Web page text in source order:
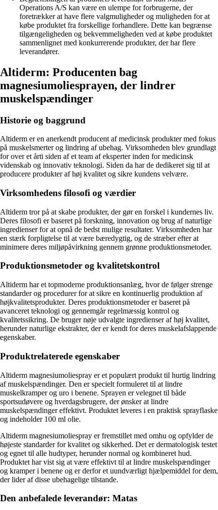
Operations A/S kan være en ulempe for forbrugerne, der
foretrækker at have flere valgmuligheder og muligheden for at
købe produktet fra forskellige forhandlere. Dette kan begrænse
tilgængeligheden og bekvemmeligheden ved at købe produktet
sammenlignet med konkurrerende produkter, der har flere
leverandører.
Altiderm: Producenten bag
magnesiumoliesprayen, der lindrer
muskelspændinger
Historie og baggrund
Altiderm er en anerkendt producent af medicinsk produkter med fokus
på muskelsmerter og lindring af ubehag. Virksomheden blev grundlagt
for over et årti siden af et team af eksperter inden for medicinsk
videnskab og innovativ teknologi. Siden da har de dedikeret sig til at
producere produkter af høj kvalitet og sikre kundens velvære.
Virksomhedens filosofi og værdier
Altiderm tror på at skabe produkter, der gør en forskel i kundernes liv.
Deres filosofi er baseret på forskning, innovation og brug af naturlige
ingredienser for at opnå de bedst mulige resultater. Virksomheden har
en stærk forpligtelse til at være bæredygtig, og de stræber efter at
minimere deres miljøpåvirkning gennem grønne produktionsmetoder.
Produktionsmetoder og kvalitetskontrol
Altiderm har et topmoderne produktionsanlæg, hvor de følger strenge
standarder og procedurer for at sikre en kontinuerlig produktion af
højkvalitetsprodukter. Deres produktionsmetoder er baseret på
avanceret teknologi og gennemgår regelmæssig kontrol og
kvalitetssikring. De bruger nøje udvalgte ingredienser af høj kvalitet,
herunder naturlige ekstrakter, der er kendt for deres muskelafslappende
egenskaber.
Produktrelaterede egenskaber
Altiderm magnesiumoliespray er et populært produkt til hurtig lindring
af muskelspændinger. Den er specielt formuleret til at lindre
muskelkramper og uro i benene. Sprayen er velegnet til både
sportsudøvere og hverdagsbrugere, der ønsker at lindre
muskelspændinger effektivt. Produktet leveres i en praktisk sprayflaske
og indeholder 100 ml olie.
Altiderm magnesiumoliespray er fremstillet med omhu og opfylder de
højeste standarder for kvalitet og sikkerhed. Det er dermatologisk testet
og egnet til alle hudtyper, herunder normal og kombineret hud.
Produktet har vist sig at være effektivt til at lindre muskelspændinger
og kramper i benene og er derfor et uundværligt hjælpemiddel for dem,
der lider af disse ubehagelige tilstande.
Den anbefalede leverandør: Matas